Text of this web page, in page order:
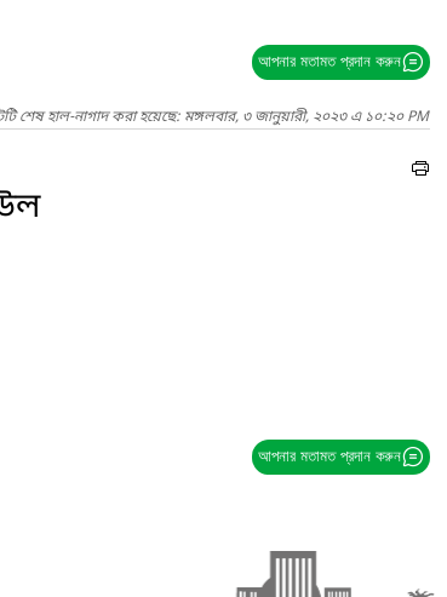
আপনার মতামত প্রদান করুন
শেষ হাল-নাগাদ করা হয়েছে: মঙ্গলবার, ৩ জানুয়ারী, ২০২৩ এ ১০:২০ PM
আপনার মতামত প্রদান করুন